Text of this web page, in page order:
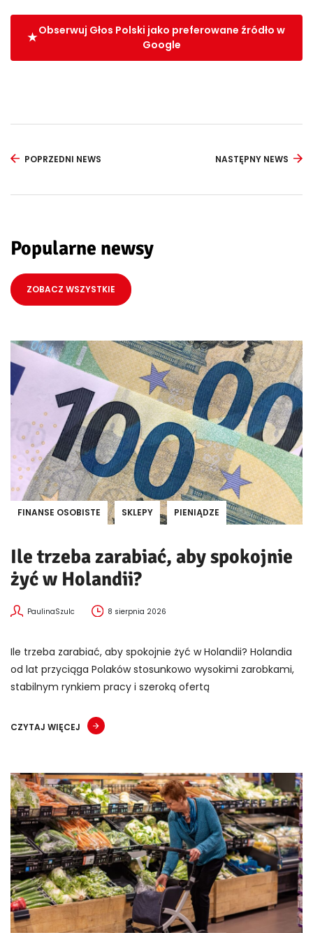
Obserwuj Głos Polski jako preferowane źródło w
Google
POPRZEDNI NEWS NASTĘPNY NEWS
Popularne newsy
ZOBACZ WSZYSTKIE
FINANSE OSOBISTE SKLEPY PIENIĄDZE
Ile trzeba zarabiać, aby spokojnie
żyć w Holandii?
PaulinaSzulc 8 sierpnia 2026
Ile trzeba zarabiać, aby spokojnie żyć w Holandii? Holandia
od lat przyciąga Polaków stosunkowo wysokimi zarobkami,
stabilnym rynkiem pracy i szeroką ofertą
CZYTAJ WIĘCEJ